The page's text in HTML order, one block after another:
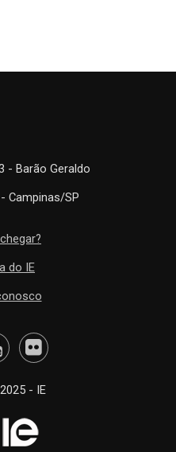
- Barão Geraldo
Campinas/SP
do IE
- IE